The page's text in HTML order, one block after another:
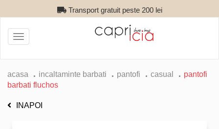
Transport gratuit peste 200 lei
Toggle
navigation
acasa incaltaminte barbati pantofi casual
pantofi
barbati fluchos
INAPOI